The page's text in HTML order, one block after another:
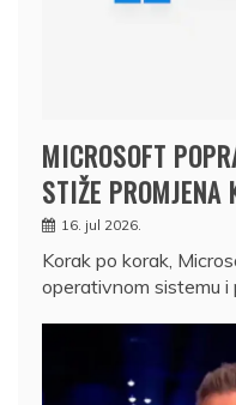
MICROSOFT
STIŽE
16. jul 2026.
Korak po korak,
operativnom sistemu i